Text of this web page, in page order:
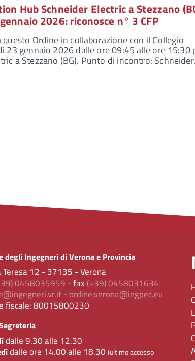
Hub Schneider Electric a Stezzano
2026: riconosce n° 3 CFP
questo Ordine in collaborazione con il Collegio
23 gennaio 2026 dalle ore 09:45 alle ore 15:30
a Stezzano (BG). Punto di incontro:
degli Ingegneri di Verona e Provincia
Teresa 12 - 37135 - Verona
0458035959 - fax (+39) 0458031634
-ordine.verona@ingpec.eu
fiscale:80015800230
dalle 9.30 alle 12.30
dalle ore 14.00 alle 18.30(ultimo accesso